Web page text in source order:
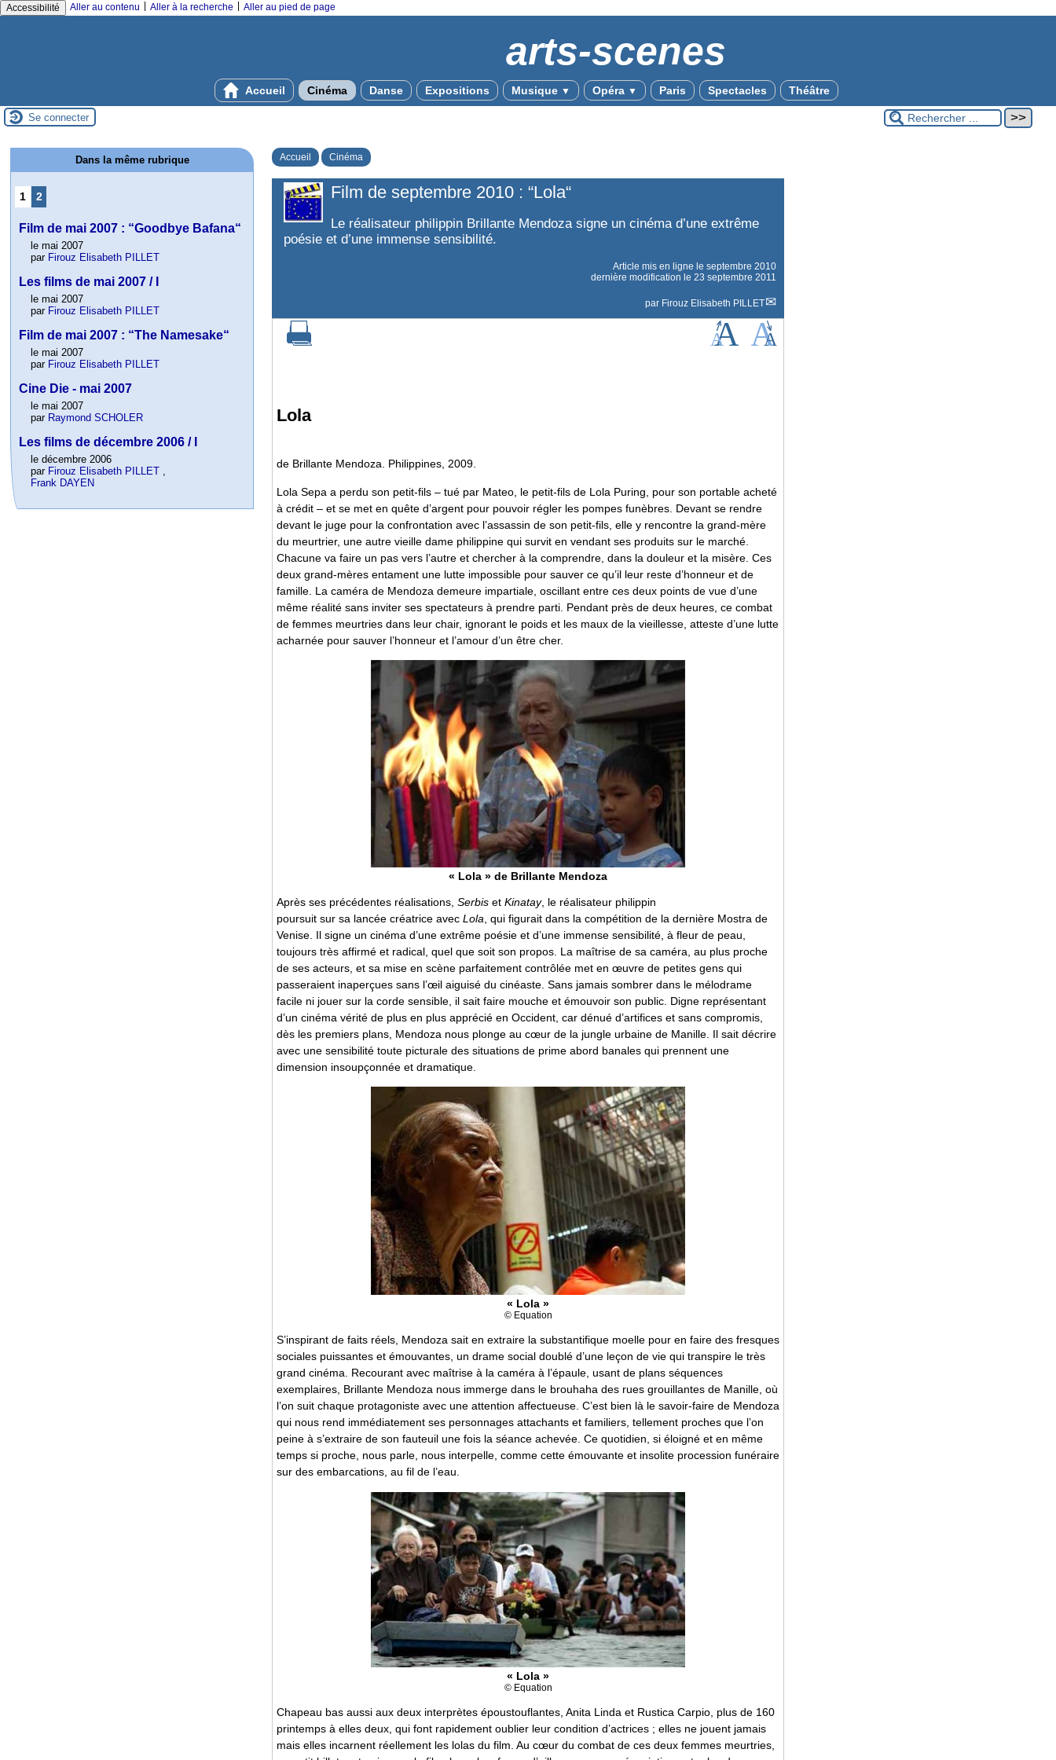
Accessibilité Aller au contenu Aller à la recherche Aller au pied de page
arts-scenes
Accueil Cinéma Danse Expositions Musique ▼ Opéra ▼ Paris Spectacles Théâtre
Se connecter
Accueil Cinéma
Film de septembre 2010 : “Lola“
Le réalisateur philippin Brillante Mendoza signe un cinéma d’une extrême
poésie et d’une immense sensibilité.
Article mis en ligne le septembre 2010
dernière modification le 23 septembre 2011
par Firouz Elisabeth PILLET
Lola
de Brillante Mendoza. Philippines, 2009.
Lola Sepa a perdu son petit-fils – tué par Mateo, le petit-fils de Lola Puring, pour son portable acheté
à crédit – et se met en quête d’argent pour pouvoir régler les pompes funèbres. Devant se rendre
devant le juge pour la confrontation avec l’assassin de son petit-fils, elle y rencontre la grand-mère
du meurtrier, une autre vieille dame philippine qui survit en vendant ses produits sur le marché.
Chacune va faire un pas vers l’autre et chercher à la comprendre, dans la douleur et la misère. Ces
deux grand-mères entament une lutte impossible pour sauver ce qu’il leur reste d’honneur et de
famille. La caméra de Mendoza demeure impartiale, oscillant entre ces deux points de vue d’une
même réalité sans inviter ses spectateurs à prendre parti. Pendant près de deux heures, ce combat
de femmes meurtries dans leur chair, ignorant le poids et les maux de la vieillesse, atteste d’une lutte
acharnée pour sauver l’honneur et l’amour d’un être cher.
« Lola » de Brillante Mendoza
Après ses précédentes réalisations, Serbis et Kinatay, le réalisateur philippin
poursuit sur sa lancée créatrice avec Lola , qui figurait dans la compétition de la dernière Mostra de
Venise. Il signe un cinéma d’une extrême poésie et d’une immense sensibilité, à fleur de peau,
toujours très affirmé et radical, quel que soit son propos. La maîtrise de sa caméra, au plus proche
de ses acteurs, et sa mise en scène parfaitement contrôlée met en œuvre de petites gens qui
passeraient inaperçues sans l’œil aiguisé du cinéaste. Sans jamais sombrer dans le mélodrame
facile ni jouer sur la corde sensible, il sait faire mouche et émouvoir son public. Digne représentant
d’un cinéma vérité de plus en plus apprécié en Occident, car dénué d’artifices et sans compromis,
dès les premiers plans, Mendoza nous plonge au cœur de la jungle urbaine de Manille. Il sait décrire
avec une sensibilité toute picturale des situations de prime abord banales qui prennent une
dimension insoupçonnée et dramatique.
« Lola »
© Equation
S’inspirant de faits réels, Mendoza sait en extraire la substantifique moelle pour en faire des fresques
sociales puissantes et émouvantes, un drame social doublé d’une leçon de vie qui transpire le très
grand cinéma. Recourant avec maîtrise à la caméra à l’épaule, usant de plans séquences
exemplaires, Brillante Mendoza nous immerge dans le brouhaha des rues grouillantes de Manille, où
l’on suit chaque protagoniste avec une attention affectueuse. C’est bien là le savoir-faire de Mendoza
qui nous rend immédiatement ses personnages attachants et familiers, tellement proches que l’on
peine à s’extraire de son fauteuil une fois la séance achevée. Ce quotidien, si éloigné et en même
temps si proche, nous parle, nous interpelle, comme cette émouvante et insolite procession funéraire
sur des embarcations, au fil de l’eau.
« Lola »
© Equation
Chapeau bas aussi aux deux interprètes époustouflantes, Anita Linda et Rustica Carpio, plus de 160
printemps à elles deux, qui font rapidement oublier leur condition d’actrices ; elles ne jouent jamais
mais elles incarnent réellement les lolas du film. Au cœur du combat de ces deux femmes meurtries,
Dans la même rubrique
1 2
Film de mai 2007 : “Goodbye Bafana“
le mai 2007
par Firouz Elisabeth PILLET
Les films de mai 2007 / I
le mai 2007
par Firouz Elisabeth PILLET
Film de mai 2007 : “The Namesake“
le mai 2007
par Firouz Elisabeth PILLET
Cine Die - mai 2007
le mai 2007
par Raymond SCHOLER
Les films de décembre 2006 / I
le décembre 2006
par Firouz Elisabeth PILLET ,
Frank DAYEN